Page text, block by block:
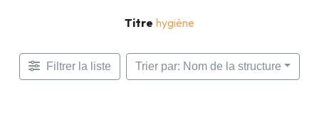
Titre hygiène
Filtrer la liste Trier par: Nom de la structure